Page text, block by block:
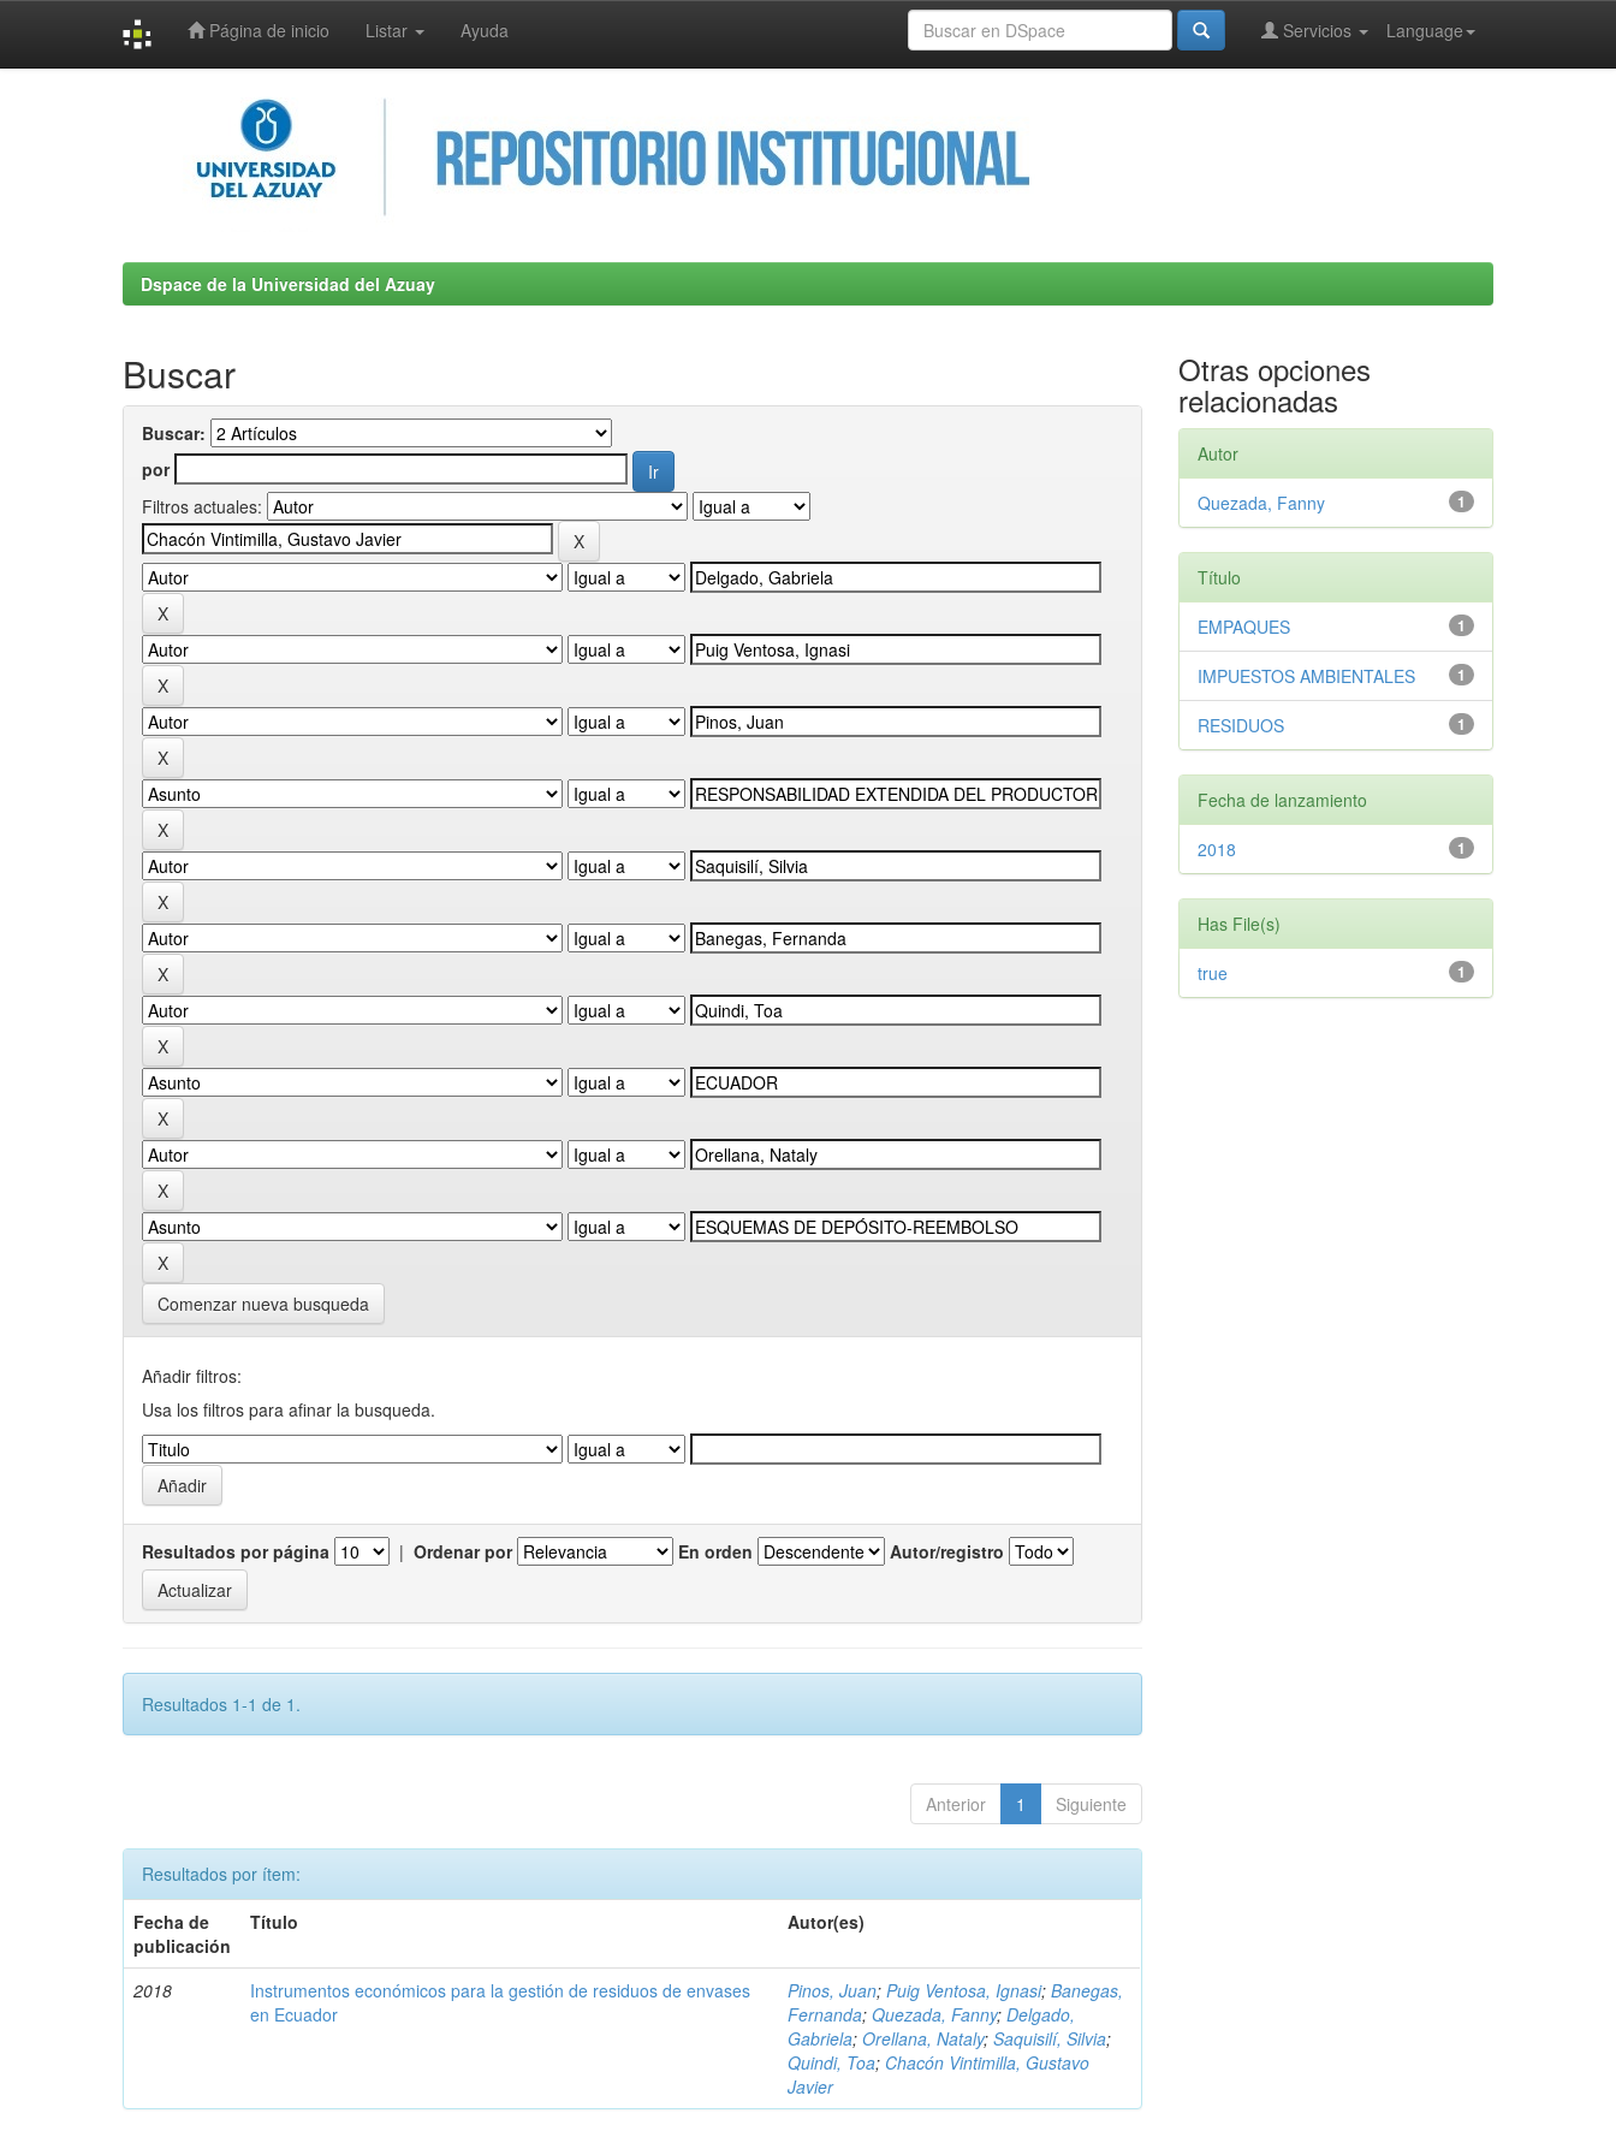
Página de inicio Listar Ayuda Language
Servicios
Dspace de la Universidad del Azuay
Buscar
Buscar:
por
Filtros actuales:
Comenzar nueva busqueda
Añadir filtros:
Usa los filtros para afinar la busqueda.
Resultados por página | Ordenar por En orden Autor/registro
Resultados 1-1 de 1.
Anterior 1 Siguiente
Resultados por ítem:
Fecha de
publicación
Título Autor(es)
2018
Instrumentos económicos para la gestión de residuos de envases
en Ecuador
Pinos, Juan;Puig Ventosa, Ignasi;Banegas,
Fernanda;Quezada, Fanny;Delgado,
Gabriela;Orellana, Nataly;Saquisilí, Silvia;
Quindi, Toa; Chacón Vintimilla, Gustavo
Javier
Otras opciones
relacionadas
Autor
1
Quezada, Fanny
Título
1
EMPAQUES
1
IMPUESTOS AMBIENTALES
1
RESIDUOS
Fecha de lanzamiento
1
2018
Has File(s)
1
true